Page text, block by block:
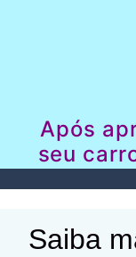
Após
seu
Saiba